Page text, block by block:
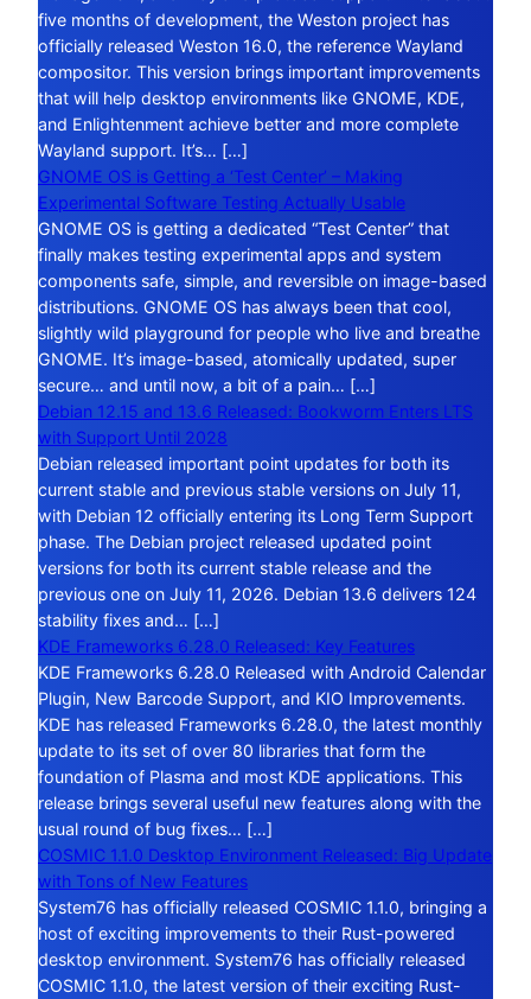
five months of development, the Weston project has
officially released Weston 16.0, the reference Wayland
compositor. This version brings important improvements
that will help desktop environments like GNOME, KDE,
and Enlightenment achieve better and more complete
Wayland support. It’s… […]
GNOME OS is Getting a ‘Test Center’ – Making
Experimental Software Testing Actually Usable
GNOME OS is getting a dedicated “Test Center” that
finally makes testing experimental apps and system
components safe, simple, and reversible on image-based
distributions. GNOME OS has always been that cool,
slightly wild playground for people who live and breathe
GNOME. It’s image-based, atomically updated, super
secure… and until now, a bit of a pain… […]
Debian 12.15 and 13.6 Released: Bookworm Enters LTS
with Support Until 2028
Debian released important point updates for both its
current stable and previous stable versions on July 11,
with Debian 12 officially entering its Long Term Support
phase. The Debian project released updated point
versions for both its current stable release and the
previous one on July 11, 2026. Debian 13.6 delivers 124
stability fixes and… […]
KDE Frameworks 6.28.0 Released: Key Features
KDE Frameworks 6.28.0 Released with Android Calendar
Plugin, New Barcode Support, and KIO Improvements.
KDE has released Frameworks 6.28.0, the latest monthly
update to its set of over 80 libraries that form the
foundation of Plasma and most KDE applications. This
release brings several useful new features along with the
usual round of bug fixes… […]
COSMIC 1.1.0 Desktop Environment Released: Big Update
with Tons of New Features
System76 has officially released COSMIC 1.1.0, bringing a
host of exciting improvements to their Rust-powered
desktop environment. System76 has officially released
COSMIC 1.1.0, the latest version of their exciting Rust-